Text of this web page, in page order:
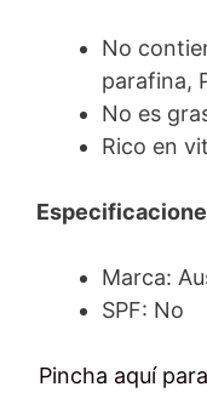
No
parafina,
No es
Rico en
Marca:
SPF: No
Pincha aquí